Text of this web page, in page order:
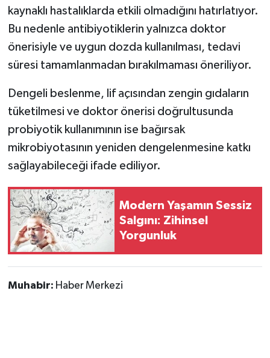
kaynaklı hastalıklarda etkili olmadığını hatırlatıyor.
Bu nedenle antibiyotiklerin yalnızca doktor
önerisiyle ve uygun dozda kullanılması, tedavi
süresi tamamlanmadan bırakılmaması öneriliyor.
Dengeli beslenme, lif açısından zengin gıdaların
tüketilmesi ve doktor önerisi doğrultusunda
probiyotik kullanımının ise bağırsak
mikrobiyotasının yeniden dengelenmesine katkı
sağlayabileceği ifade ediliyor.
Modern Yaşamın Sessiz
Salgını: Zihinsel
Yorgunluk
Muhabir: Haber Merkezi